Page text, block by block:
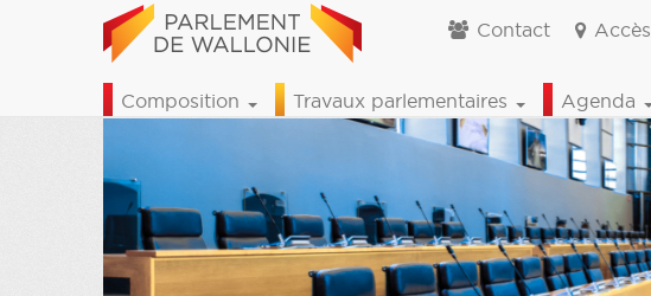
Contact Accès
Composition Travaux parlementaires Agenda